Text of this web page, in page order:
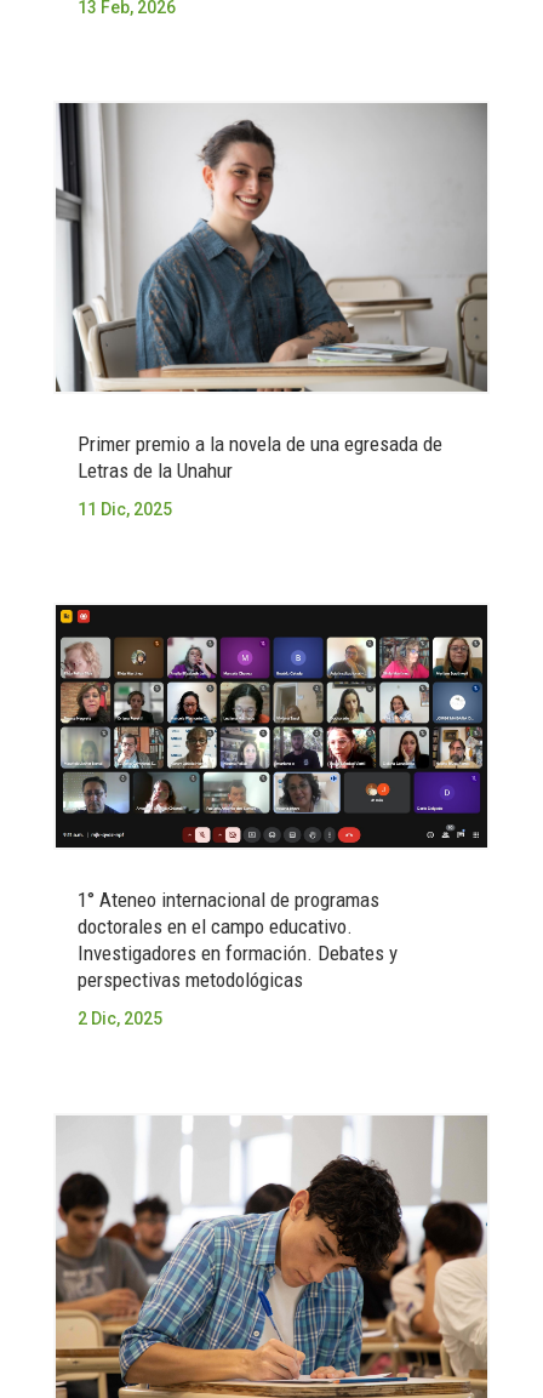
13 Feb, 2026
Primer premio a la novela de una egresada de
Letras de la Unahur
11 Dic, 2025
1° Ateneo internacional de programas
doctorales en el campo educativo.
Investigadores en formación. Debates y
perspectivas metodológicas
2 Dic, 2025